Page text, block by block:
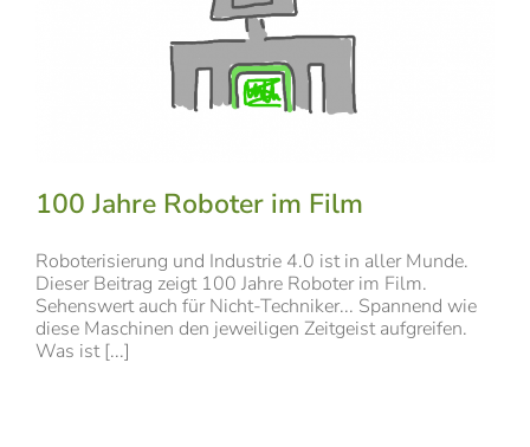
100 Jahre Roboter im Film
Roboterisierung und Industrie 4.0 ist in aller Munde.
Dieser Beitrag zeigt 100 Jahre Roboter im Film.
Sehenswert auch für Nicht-Techniker... Spannend wie
diese Maschinen den jeweiligen Zeitgeist aufgreifen.
Was ist [...]